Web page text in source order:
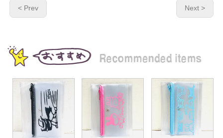
< Prev Next >